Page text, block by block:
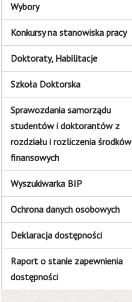
Wybory
Konkursy na stanowiska pracy
Doktoraty, Habilitacje
Szkoła Doktorska
Sprawozdania samorządu
studentów i doktorantów z
rozdziału i rozliczenia środków
finansowych
Wyszukiwarka BIP
Ochrona danych osobowych
Deklaracja dostępności
Raport o stanie zapewnienia
dostępności